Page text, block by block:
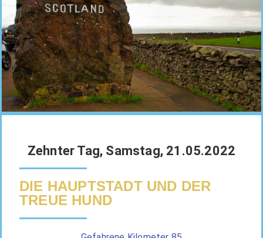
Zehnter Tag, Samstag, 21.05.2022
DIE HAUPTSTADT UND DER
TREUE HUND